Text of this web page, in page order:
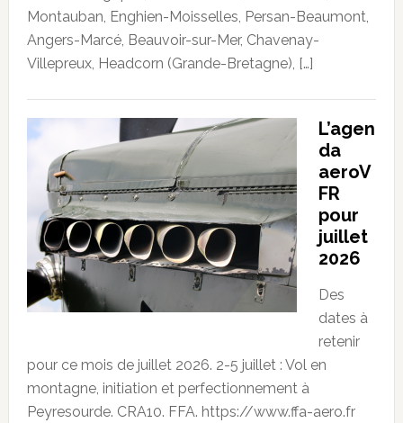
Montauban, Enghien-Moisselles, Persan-Beaumont,
Angers-Marcé, Beauvoir-sur-Mer, Chavenay-
Villepreux, Headcorn (Grande-Bretagne), […]
L’agen
da
aeroV
FR
pour
juillet
2026
Des
dates à
retenir
pour ce mois de juillet 2026. 2-5 juillet : Vol en
montagne, initiation et perfectionnement à
Peyresourde. CRA10. FFA. https://www.ffa-aero.fr